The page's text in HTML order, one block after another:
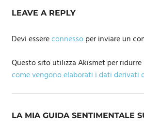
LEAVE A REPLY
Devi essereconnessoper inviare un
Questo sito utilizza Akismet per ridurre
come vengono elaborati i dati derivati
LA MIA GUIDA SENTIMENTALE